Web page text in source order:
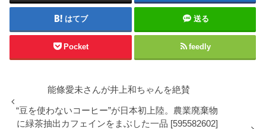
はてブ 送る
Pocket feedly
能條愛未さんが井上和ちゃんを絶賛
“豆を使わないコーヒー”が日本初上陸。農業廃棄物
に緑茶抽出カフェインをまぶした一品 [595582602]